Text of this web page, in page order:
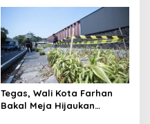
Cimahi Lakukan
Tegas, Wali Kota Farhan
Bakal Meja Hijaukan